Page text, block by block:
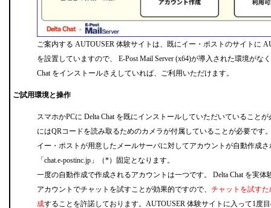
ご案内する AUTOUSER 体験サイトは、既にイー・ポストのサイトに
を設置していますので、 E-Post Mail Server (x64)が導入された環境がな
Chat をインストールさえしていれば、ご利用いただけます。
ご試用環境と操作
スマホかPCに Delta Chat を既にインストールしていただいていること
にはQRコードを読み取るためのカメラが付属していることが必要です
イー・ポストが用意したメールサーバに対してアカウントが自動作成
「chat.e-postinc.jp」（*）固定となります。
一度の自動作成で作成されるアカウントは一つです。 Delta Chat を実体
アカウントでチャットを試すことが効果的ですので、 チャットを試す
成することを許諾しております。AUTOUSER 体験サイトに入って1度